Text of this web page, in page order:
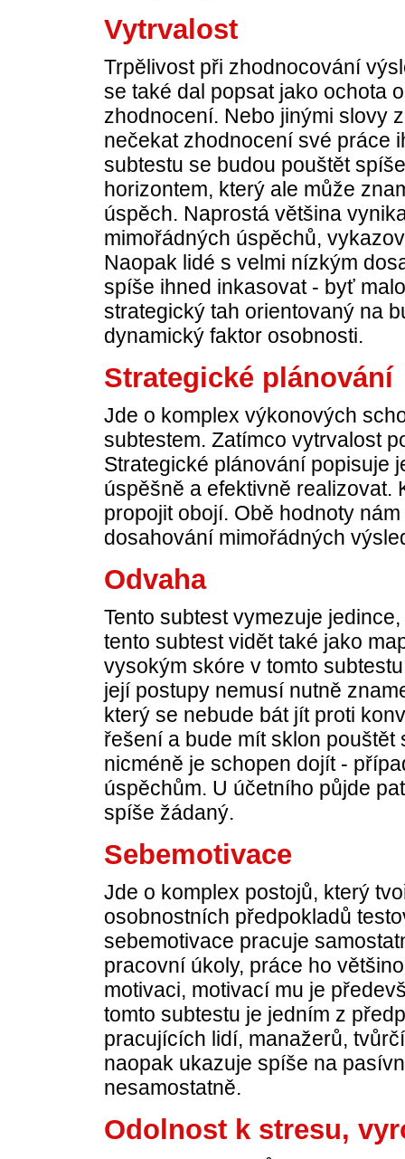
Vytrvalost
Trpělivost při zhodnocování
se také dal popsat jako ochota
zhodnocení. Nebo jinými slovy
nečekat zhodnocení své práce
subtestu se budou pouštět
horizontem, který ale může
úspěch. Naprostá většina
mimořádných úspěchů,
Naopak lidé s velmi nízkým
spíše ihned inkasovat - byť
strategický tah orientovaný na
dynamický faktor osobnosti.
Strategické plánování
Jde o komplex výkonových
subtestem. Zatímco vytrvalost
Strategické plánování popisuje
úspěšně a efektivně realizovat.
propojit obojí. Obě hodnoty
dosahování mimořádných
Odvaha
Tento subtest vymezuje
tento subtest vidět také jako
vysokým skóre v tomto
její postupy nemusí nutně
který se nebude bát jít proti
řešení a bude mít sklon
nicméně je schopen dojít -
úspěchům. U účetního půjde
spíše žádaný.
Sebemotivace
Jde o komplex postojů, který
osobnostních předpokladů
sebemotivace pracuje
pracovní úkoly, práce ho
motivaci, motivací mu je
tomto subtestu je jedním z
pracujících lidí, manažerů,
naopak ukazuje spíše na
nesamostatně.
Odolnost k stresu,